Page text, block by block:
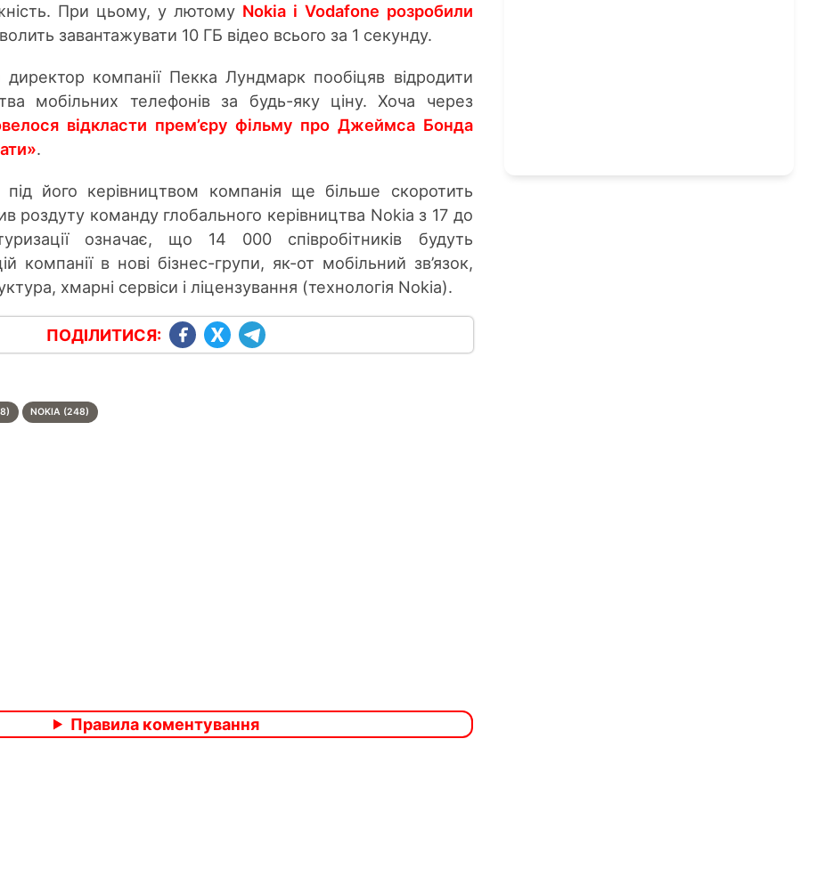
При цьому, у лютому Nоkia і Vodafone розробили
завантажувати 10 ГБ відео всього за 1 секунду.
компанії Пекка Лундмарк пообіцяв відродити
мобільних телефонів за будь-яку ціну. Хоча через
відкласти прем’єру фільму про Джеймса Бонда
.
його керівництвом компанія ще більше скоротить
роздуту команду глобального керівництва Nokia з 17 до
означає, що 14 000 співробітників будуть
компанії в нові бізнес-групи, як-от мобільний зв’язок,
хмарні сервіси і ліцензування (технологія Nokia).
ПОДІЛИТИСЯ:
NOKIA (248)
Правила коментування